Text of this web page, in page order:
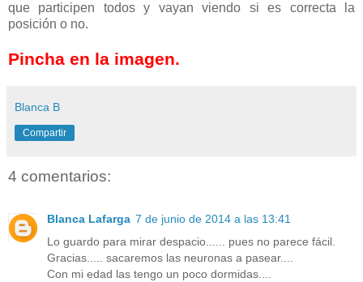
que participen todos y vayan viendo si es correcta la
posición o no.
Pincha en la imagen.
Blanca B
Compartir
4 comentarios:
Blanca Lafarga 7 de junio de 2014 a las 13:41
Lo guardo para mirar despacio...... pues no parece fácil.
Gracias..... sacaremos las neuronas a pasear....
Con mi edad las tengo un poco dormidas....